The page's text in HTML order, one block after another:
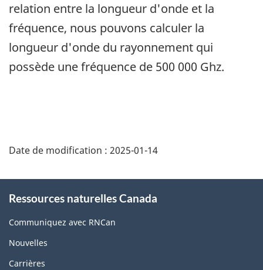
relation entre la longueur d'onde et la
fréquence, nous pouvons calculer la
longueur d'onde du rayonnement qui
possède une fréquence de 500 000 Ghz.
Date de modification : 2025-01-14
this
site
Ressources naturelles Canada
Communiquez avec RNCan
Nouvelles
Carrières